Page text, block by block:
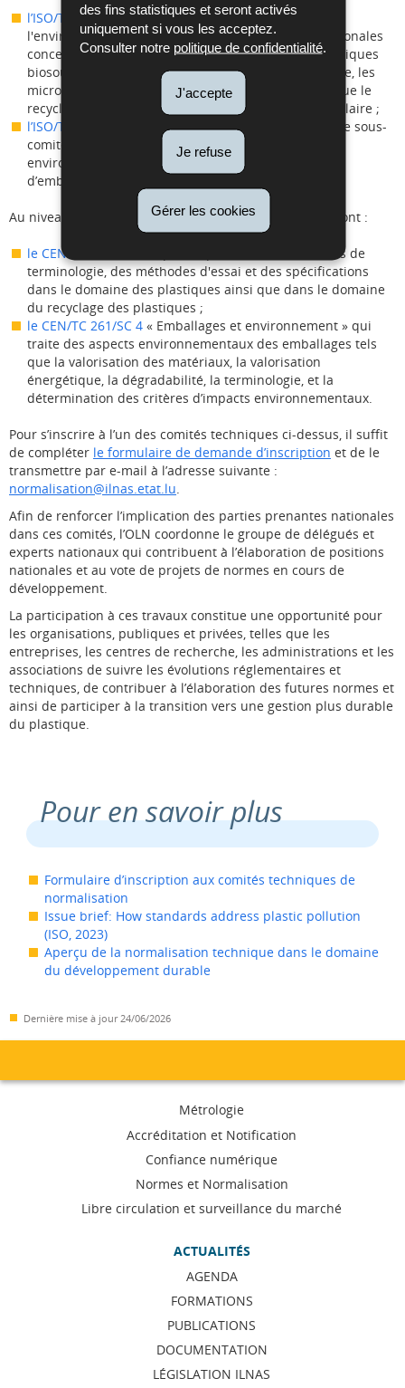
des fins statistiques et seront activés
uniquement si vous les acceptez.
Consulter notre politique de confidentialité.
J'accepte
Je refuse
Gérer les cookies
l’ISO/TC 61/SC 14« Plastiques – Aspects liés à
l'environnement », qui élabore des normes internationales
concernant notamment la biodégradabilité, les plastiques
biosourcés, l’empreinte carbone et environnementale, les
microplastiques en milieu marin et sur terre ainsi que le
recyclage, la gestion des déchets, et l’économie circulaire ;
l’ISO/TC 122/SC 4
« Emballage et environnement ». Ce sous-
comité travaille à l’harmonisation des aspects
environnementaux des emballages et des systèmes
d’emballage tout au long de leur cycle de vie.
Au niveau européen, les comités techniques majeurs sont :
le CEN/TC 249
« Plastiques » qui élabore des normes de
terminologie, des méthodes d'essai et des spécifications
dans le domaine des plastiques ainsi que dans le domaine
du recyclage des plastiques ;
le CEN/TC 261/SC 4 « Emballages et environnement » qui
traite des aspects environnementaux des emballages tels
que la valorisation des matériaux, la valorisation
énergétique, la dégradabilité, la terminologie, et la
détermination des critères d’impacts environnementaux.
Pour s’inscrire à l’un des comités techniques ci-dessus, il suffit
de compléter le formulaire de demande d’inscription et de le
transmettre par e-mail à l’adresse suivante :
normalisation@ilnas.etat.lu.
Afin de renforcer l’implication des parties prenantes nationales
dans ces comités, l’OLN coordonne le groupe de délégués et
experts nationaux qui contribuent à l’élaboration de positions
nationales et au vote de projets de normes en cours de
développement.
La participation à ces travaux constitue une opportunité pour
les organisations, publiques et privées, telles que les
entreprises, les centres de recherche, les administrations et les
associations de suivre les évolutions réglementaires et
techniques, de contribuer à l’élaboration des futures normes et
ainsi de participer à la transition vers une gestion plus durable
du plastique.
Pour en savoir plus
Formulaire d’inscription aux comités techniques de
normalisation
Issue brief: How standards address plastic pollution
(ISO, 2023)
Aperçu de la normalisation technique dans le domaine
du développement durable
Dernière mise à jour 24/06/2026
navigation
Métrologie
Accréditation et Notification
Confiance numérique
Normes et Normalisation
Libre circulation et surveillance du marché
ACTUALITÉS
AGENDA
FORMATIONS
PUBLICATIONS
DOCUMENTATION
LÉGISLATION ILNAS